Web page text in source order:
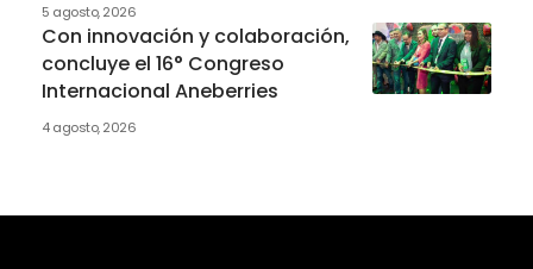
5 agosto, 2026
Con innovación y colaboración,
concluye el 16° Congreso
Internacional Aneberries
4 agosto, 2026